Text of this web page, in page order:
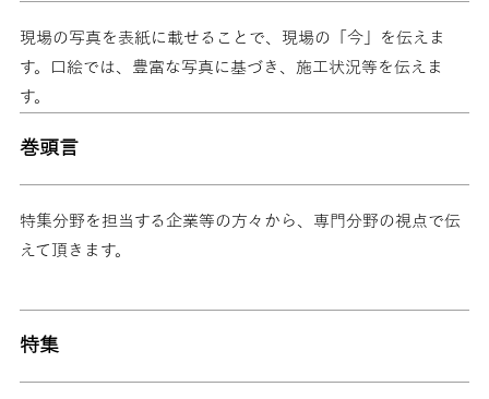
現場の写真を表紙に載せることで、現場の「今」を伝えま
す。口絵では、豊富な写真に基づき、施工状況等を伝えま
す。
巻頭言
特集分野を担当する企業等の方々から、専門分野の視点で伝
えて頂きます。
特集